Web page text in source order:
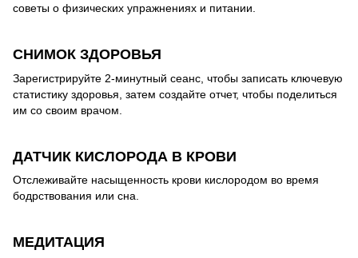
советы о физических упражнениях и питании.
СНИМОК ЗДОРОВЬЯ
Зарегистрируйте 2-минутный сеанс, чтобы записать ключевую
статистику здоровья, затем создайте отчет, чтобы поделиться
им со своим врачом.
ДАТЧИК КИСЛОРОДА В КРОВИ
Отслеживайте насыщенность крови кислородом во время
бодрствования или сна.
МЕДИТАЦИЯ